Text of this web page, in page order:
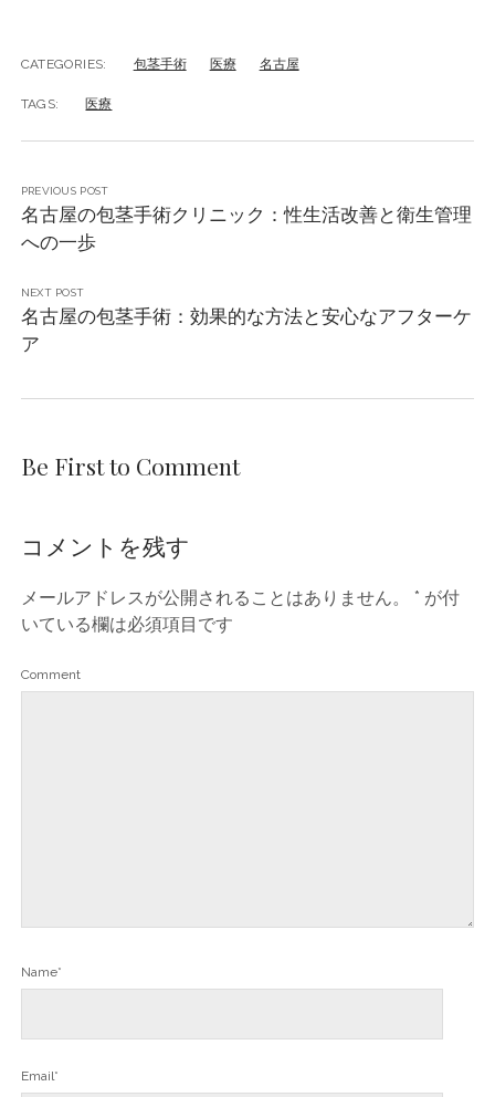
CATEGORIES: 包茎手術 医療 名古屋
TAGS: 医療
PREVIOUS POST
名古屋の包茎手術クリニック：性生活改善と衛生管理
への一歩
NEXT POST
名古屋の包茎手術：効果的な方法と安心なアフターケ
ア
Be First to Comment
コメントを残す
メールアドレスが公開されることはありません。 * が付
いている欄は必須項目です
Comment
Name*
Email*